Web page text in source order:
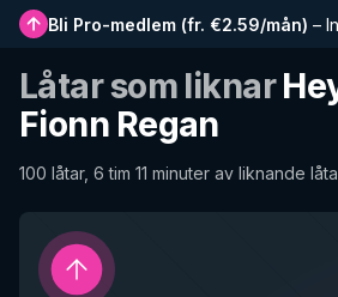
Bli Pro-medlem (fr. €2.59/mån) –
Låtar som liknar
Fionn Regan
100 låtar, 6 tim 11 minuter av liknande